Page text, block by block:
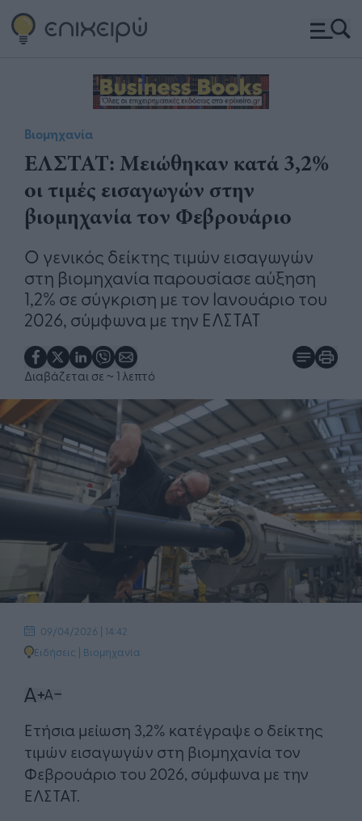
Βιομηχανία
ΕΛΣΤΑΤ: Μειώθηκαν κατά 3,2%
οι τιμές εισαγωγών στην
βιομηχανία τον Φεβρουάριο
Ο γενικός δείκτης τιμών εισαγωγών
στη βιομηχανία παρουσίασε αύξηση
1,2% σε σύγκριση με τον Ιανουάριο του
2026, σύμφωνα με την ΕΛΣΤΑΤ
Διαβάζεται σε ~ 1 λεπτό
09/04/2026 | 14:42
Ειδήσεις | Βιομηχανία
Ετήσια μείωση 3,2% κατέγραψε ο δείκτης
τιμών εισαγωγών στη βιομηχανία τον
Φεβρουάριο του 2026, σύμφωνα με την
ΕΛΣΤΑΤ.